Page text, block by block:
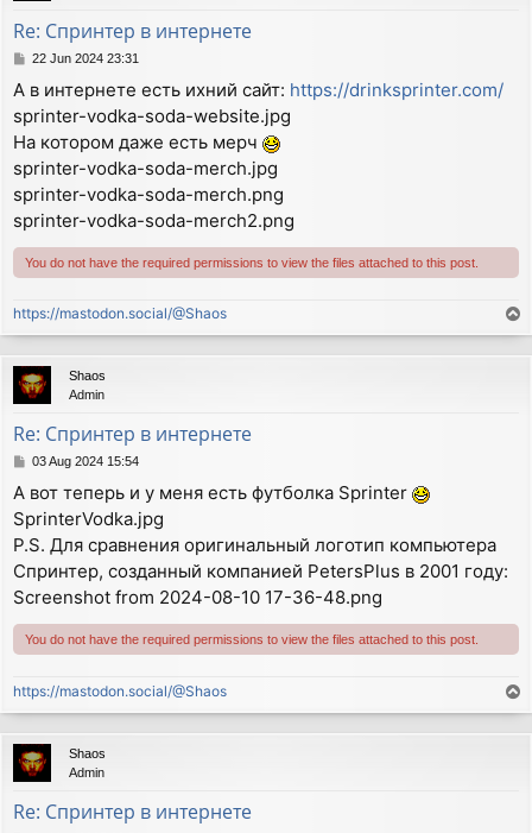
Re: Спринтер в интернете
P
s
t
22 Jun 2024 23:31
А в интернете есть ихний сайт: https://drinksprinter.com/
sprinter-vodka-soda-website.jpg
На котором даже есть мерч
sprinter-vodka-soda-merch.jpg
sprinter-vodka-soda-merch.png
sprinter-vodka-soda-merch2.png
You do not have the required permissions to view the files attached to this post.
https://mastodon.social/@Shaos
o
p
Shaos
Admin
Re: Спринтер в интернете
P
s
t
03 Aug 2024 15:54
А вот теперь и у меня есть футболка Sprinter
SprinterVodka.jpg
P.S. Для сравнения оригинальный логотип компьютера
Спринтер, созданный компанией PetersPlus в 2001 году:
Screenshot from 2024-08-10 17-36-48.png
You do not have the required permissions to view the files attached to this post.
https://mastodon.social/@Shaos
o
p
Shaos
Admin
Re: Спринтер в интернете